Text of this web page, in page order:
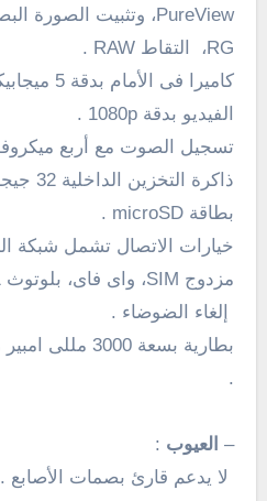
PureView،
RG ، التقاط RAW .
كاميرا فى الأمام بدقة 5 ميجابيكسل
الفيديو بدقة 1080p .
تسجيل الصوت مع أربع
ذاكرة
بطاقة microSD .
مزدوج SIM، واى فاى، بلوتوث 4.1، تقنية GPS .
إلغاء الضوضاء .
بطارية بسعة
.
– العيوب :
لا يدعم قارئ بصمات الأصابع .